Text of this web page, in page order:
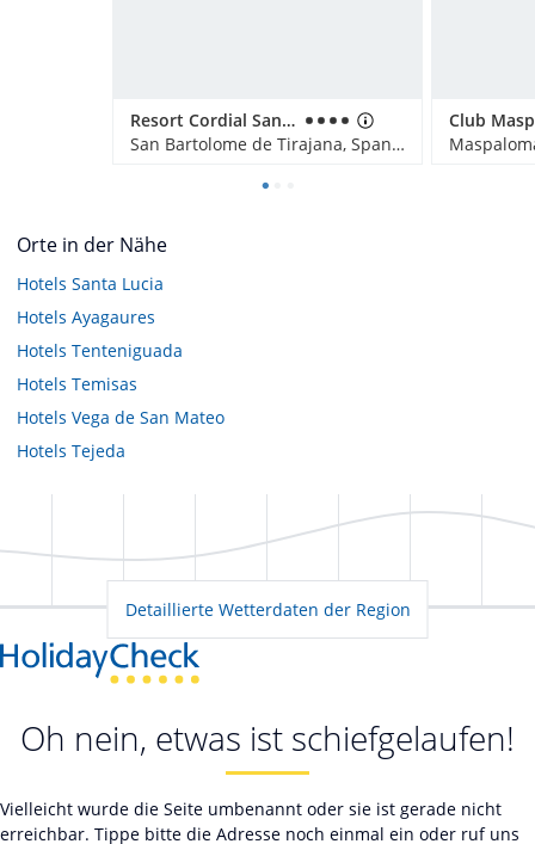
Resort Cordial Santa Águeda & Perchel Beach Club
San Bartolome de Tirajana, Spanien
Orte in der Nähe
Hotels Santa Lucia
Hotels Ayagaures
Hotels Tenteniguada
Hotels Temisas
Hotels Vega de San Mateo
Hotels Tejeda
Detaillierte Wetterdaten der Region
Oh nein, etwas ist schiefgelaufen!
Vielleicht wurde die Seite umbenannt oder sie ist gerade nicht
erreichbar. Tippe bitte die Adresse noch einmal ein oder ruf uns